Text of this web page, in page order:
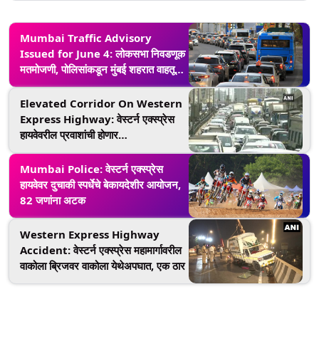
Mumbai Traffic Advisory
Issued for June 4: लोकसभा निवडणूक
मतमोजणी, पोलिसांकडून मुंबई शहरात वाहतूक
निर्बंध; जाणून घ्या पर्यायी मार्ग
Elevated Corridor On Western
Express Highway: वेस्टर्न एक्स्प्रेस
हायवेवरील प्रवाशांची होणार
वाहतूककोंडीपासून सुटका; BMC महामार्गावर
उभारणार 5,500 कोटी रुपये खर्चून 15
किमीचा एलिव्हेटेड कॉरिडॉर
Mumbai Police: वेस्टर्न एक्स्प्रेस
हायवेवर दुचाकी स्पर्धेचे बेकायदेशीर आयोजन,
82 जणांना अटक
Western Express Highway
Accident: वेस्टर्न एक्स्प्रेस महामार्गावरील
वाकोला ब्रिजवर वाकोला येथेअपघात, एक ठार